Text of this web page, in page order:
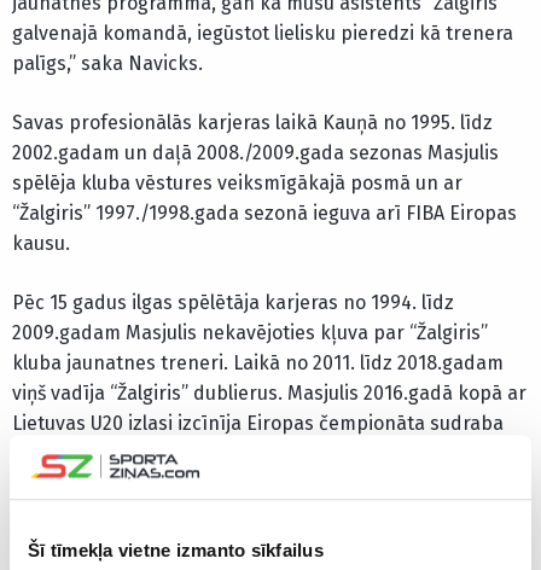
Šī tīmekļa vietne izmanto sīkfailus
galvenajā komandā, iegūstot lielisku pieredzi kā trenera
palīgs,” saka Navicks.
Savas profesionālās karjeras laikā Kauņā no 1995. līdz
2002.gadam un daļā 2008./2009.gada sezonas Masjulis
spēlēja kluba vēstures veiksmīgākajā posmā un ar
“Žalgiris” 1997./1998.gada sezonā ieguva arī FIBA Eiropas
kausu.
Pēc 15 gadus ilgas spēlētāja karjeras no 1994. līdz
2009.gadam Masjulis nekavējoties kļuva par “Žalgiris”
kluba jaunatnes treneri. Laikā no 2011. līdz 2018.gadam
viņš vadīja “Žalgiris” dublierus. Masjulis 2016.gadā kopā ar
Lietuvas U20 izlasi izcīnīja Eiropas čempionāta sudraba
medaļu.
Jasikevičs uzaicināja Masjuli pievienoties “Žalgiris” vīriešu